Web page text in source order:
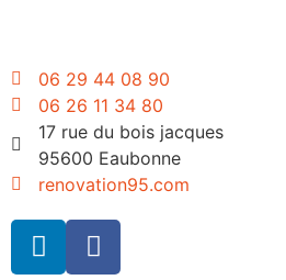
06 29 44 08 90
06 26 11 34 80
17 rue du bois jacques
95600 Eaubonne
renovation95.com